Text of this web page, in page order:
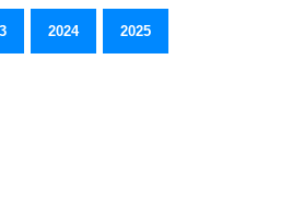
2024 2025